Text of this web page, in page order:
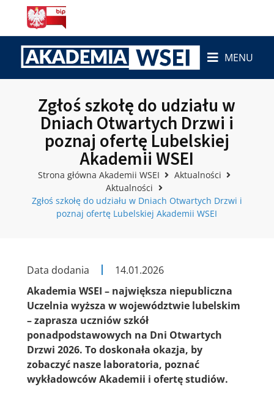
MENU
Zgłoś szkołę do udziału w
Dniach Otwartych Drzwi i
poznaj ofertę Lubelskiej
Akademii WSEI
Strona główna Akademii WSEI
Aktualności
Aktualności
Zgłoś szkołę do udziału w Dniach Otwartych Drzwi i
poznaj ofertę Lubelskiej Akademii WSEI
Data dodania
14.01.2026
Akademia WSEI – największa niepubliczna
Uczelnia wyższa w województwie lubelskim
– zaprasza uczniów szkół
ponadpodstawowych na Dni Otwartych
Drzwi 2026. To doskonała okazja, by
zobaczyć nasze laboratoria, poznać
wykładowców Akademii i ofertę studiów.